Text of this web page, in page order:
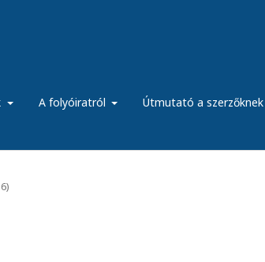
A folyóiratról Útmutató a szerzőknek